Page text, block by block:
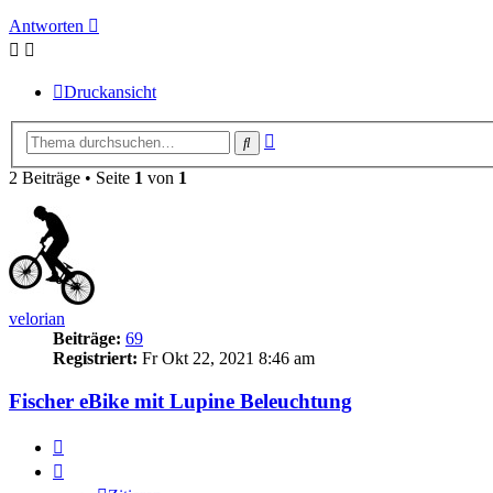
Antworten
Druckansicht
Suche
2 Beiträge • Seite 1 von 1
velorian
Beiträge: 69
Registriert: Fr Okt 22, 2021 8:46 am
Fischer eBike mit Lupine Beleuchtung